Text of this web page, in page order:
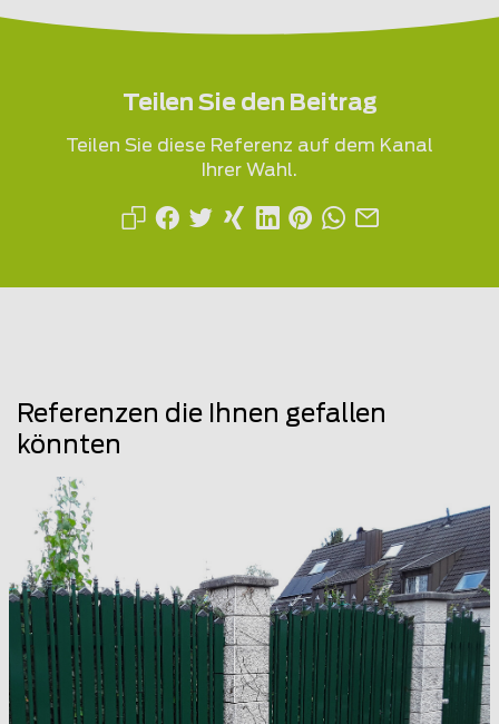
Teilen Sie den Beitrag
Teilen Sie diese Referenz auf dem Kanal
Ihrer Wahl.
Referenzen die Ihnen gefallen
könnten